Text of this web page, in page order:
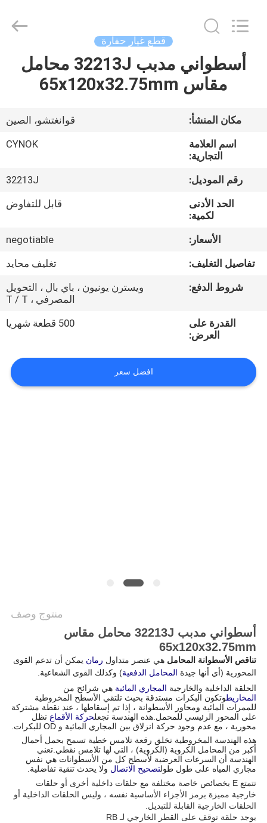
منزل،
منتجات
معلومات
المعمل
مراقبة
الجودة
اتصل
بنا
POLICY
قطع غيار حفارة
أسطواني مدبب 32213J محامل
مقاس 65x120x32.75mm
مكان المنشأ:
قوانغتشو، الصين
اسم العلامة
التجارية:
CYNOK
رقم الموديل:
32213J
الحد الأدنى
لكمية:
قابل للتفاوض
الأسعار:
negotiable
تفاصيل التغليف:
تغليف محايد
شروط الدفع:
ويسترن يونيون ، باي بال ، التحويل
المصرفي ، T / T
القدرة على
العرض:
500 قطعة شهريا
افضل سعر
منتوج وصف
أسطواني مدبب 32213J محامل مقاس
65x120x32.75mm
تناقص الأسطوانة المحامل هي عنصر متداول رمان يمكن أن تدعم القوى
المحورية (أي أنها جيدة المحامل الدفعية) وكذلك القوى الشعاعية.
الحلقة الداخلية والخارجية المجاري المائية هي شرائح من
المخاريطوتكون البكرات مستدقة بحيث تلتقي الأسطح المخروطية
للممرات المائية ومحاور الأسطوانة ، إذا تم إسقاطها ، عند نقطة مشتركة
على المحور الرئيسي للمحمل.هذه الهندسة تجعلحركة الأقماعتظل
محورية ، مع عدم وجود حركة انزلاق بين المجاري المائية و OD للبكرات.
هذه الهندسة المخروطية تخلق رقعة تلامس خطية تسمح بحمل أحمال
أكبر من المحامل الكروية (الكروية) ، التي لها تلامس نقطي.تعني
الهندسة أن السرعات العرضية لأسطح كل من الأسطوانات هي نفس
مجاري المياه على طول طولتصحيح الاتصال ولا يحدث تنقية تفاضلية.
تتمتع E بخصائص خاصة مختلفة مع حلقات داخلية أخرى أو حلقات
خارجية مميزة برمز الأجزاء الأساسية نفسه ، وليس الحلقات الداخلية أو
الحلقات الخارجية القابلة للتبديل.
يوجد حلقة توقف على القطر الخارجي لـ RB